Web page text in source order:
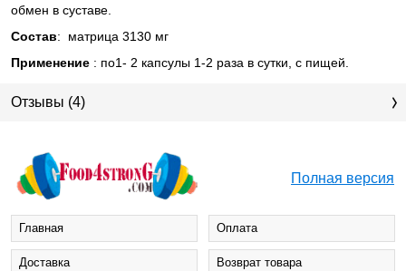
обмен в суставе.
Состав: матрица 3130 мг
Применение : по1- 2 капсулы 1-2 раза в сутки, с пищей.
Отзывы (4)
Полная версия
Главная Оплата
Доставка Возврат товара